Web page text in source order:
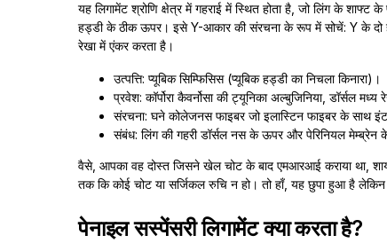
यह लिगामेंट श्रोणि क्षेत्र में गहराई में स्थित होता है, जो लिंग के
हड्डी के ठीक ऊपर। इसे Y-आकार की संरचना के रूप में सोचें: Y के दो
रेखा में एंकर करता है।
उत्पत्ति: प्यूबिक सिम्फिसिस (प्यूबिक हड्डी का निचला किनारा)।
प्रवेश: कॉर्पोरा कैवर्नोसा की ट्यूनिका अल्बुजिनिया, डॉर्सल मध्य
संरचना: घने कोलेजनस फाइबर जो इलास्टिन फाइबर के साथ
संबंध: लिंग की गहरी डॉर्सल नस के ऊपर और पेरिनियल मेम्ब्रेन
वैसे, आपका वह दोस्त जिसने खेल चोट के बाद एमआरआई कराया था,
तक कि कोई चोट या सर्जिकल रुचि न हो। तो हाँ, यह छुपा हुआ है लेकिन
पेनाइल सस्पेंसरी लिगामेंट क्या करता है?